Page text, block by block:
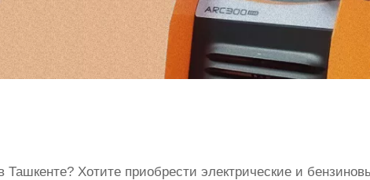
Ташкенте? Хотите приобрести электрические и